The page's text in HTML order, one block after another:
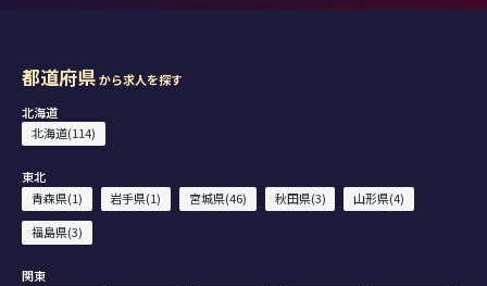
都道府県から求人を探す
北海道
北海道(114)
東北
青森県(1)
岩手県(1) 宮城県(46) 秋田県(3)
山形県(4)
福島県(3)
関東